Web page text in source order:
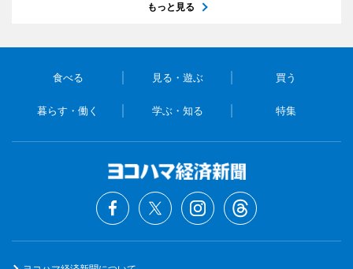
もっと見る
食べる 見る・遊ぶ 買う
暮らす・働く 学ぶ・知る 特集